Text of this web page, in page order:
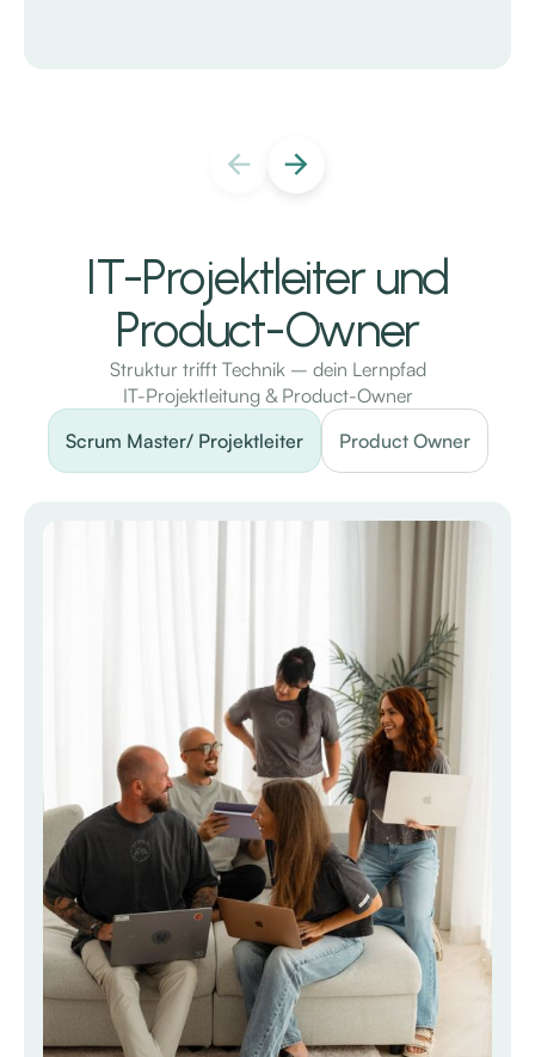
IT-Projektleiter und
Product-Owner
Struktur trifft Technik – dein Lernpfad
IT-Projektleitung & Product-Owner
Scrum Master/ Projektleiter
Product Owner